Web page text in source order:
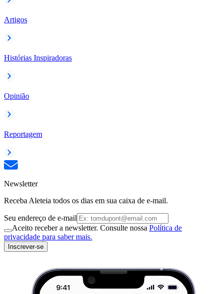
Artigos
Histórias Inspiradoras
Opinião
Reportagem
Newsletter
Receba Aleteia todos os dias em sua caixa de e-mail.
Seu endereço de e-mail
Aceito receber a newsletter. Consulte nossa Política de
privacidade para saber mais.
Inscrever-se